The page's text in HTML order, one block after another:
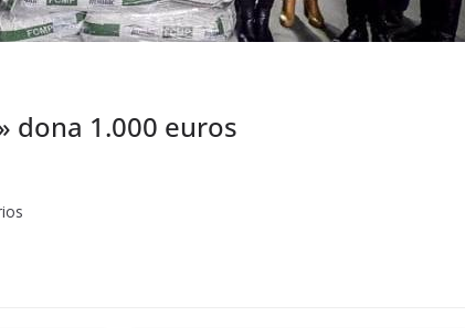
dona 1.000 euros